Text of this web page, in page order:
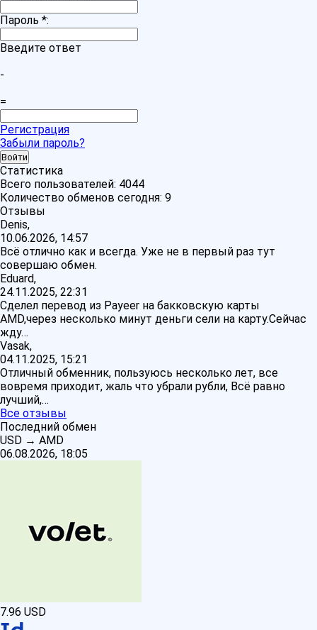
Пароль *:
Введите ответ
-
=
Регистрация
Забыли пароль?
Статистика
Всего пользователей: 4044
Количество обменов сегодня: 9
Отзывы
Denis,
10.06.2026, 14:57
Всё отлично как и всегда. Уже не в первый раз тут
совершаю обмен.
Eduard,
24.11.2025, 22:31
Сделел перевод из Payeer на бакковскую карты
AMD,через несколько минут деньги сели на карту.Сейчас
жду…
Vasak,
04.11.2025, 15:21
Отличный обменник, пользуюсь несколько лет, все
вовремя приходит, жаль что убрали рубли, Всё равно
лучший,…
Все отзывы
Последний обмен
USD → AMD
06.08.2026, 18:05
7.96 USD